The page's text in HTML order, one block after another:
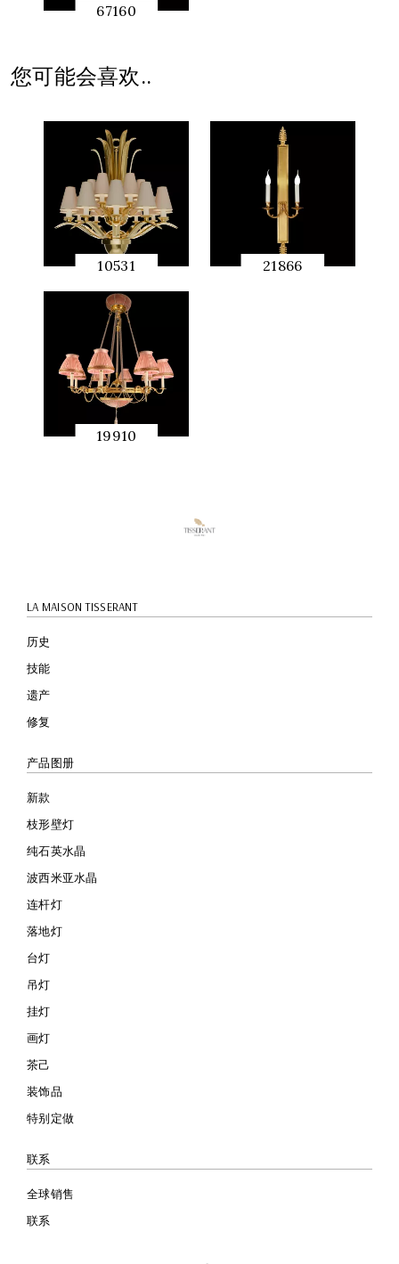
67160
您可能会喜欢..
10531
快速预
览
21866
19910
LA MAISON TISSERANT
历史
技能
遗产
修复
产品图册
新款
枝形壁灯
纯石英水晶
波西米亚水晶
连杆灯
落地灯
台灯
吊灯
挂灯
画灯
茶己
装饰品
特别定做
联系
全球销售
联系